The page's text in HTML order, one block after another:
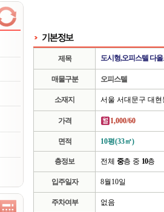
제목 도시형,오피스텔 다
매물구분 오피스텔
소재지 서울 서대문구 대현
가격 1,000/60
면적 10평(33㎡)
층정보 전체 중층 중 10층
입주일자 8월10일
주차여부 없음